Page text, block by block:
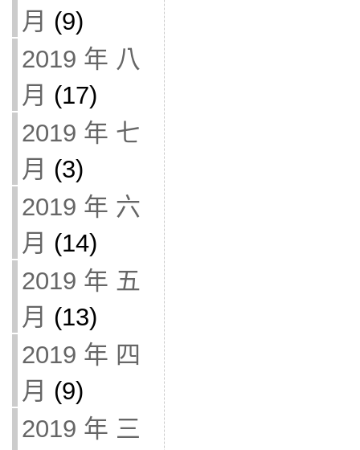
月 (9)
2019 年 八
月 (17)
2019 年 七
月 (3)
2019 年 六
月 (14)
2019 年 五
月 (13)
2019 年 四
月 (9)
2019 年 三